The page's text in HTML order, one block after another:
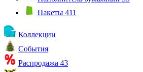
Пакеты 411
Коллекции
События
Распродажа 43